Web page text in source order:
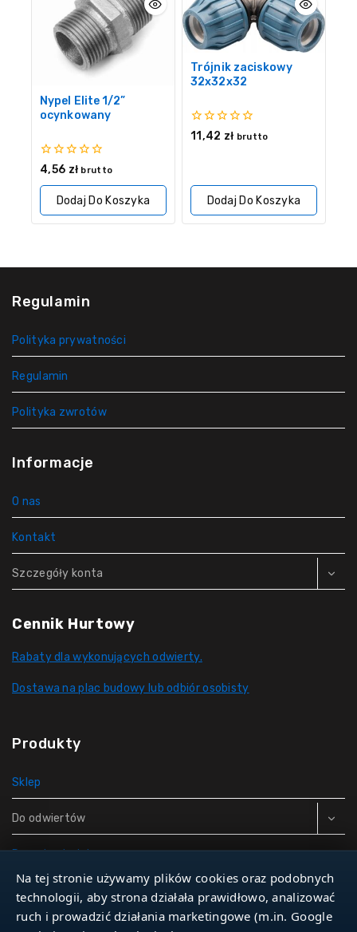
Nypel Elite 1/2”
ocynkowany
0
5
4,56 zł brutto
Dodaj Do Koszyka
Trójnik zaciskowy
32x32x32
0
11,42 zł brutto
Dodaj Do Koszyka
Regulamin
Polityka prywatności
Regulamin
Polityka zwrotów
Informacje
O nas
Kontakt
Szczegóły konta
Cennik Hurtowy
Rabaty dla wykonujących odwierty.
Dostawa na plac budowy lub odbiór osobisty
Produkty
Sklep
Do odwiertów
Rury do studni
Zbiorniki hydroforowe
Narzędzia
Na tej stronie używamy plików cookies oraz podobnych
technologii, aby strona działała prawidłowo, analizować
ruch i prowadzić działania marketingowe (m.in. Google